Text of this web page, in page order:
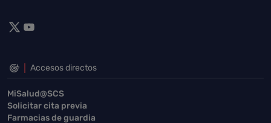
Accesos directos
MiSalud@SCS
Solicitar cita previa
Farmacias de guardia